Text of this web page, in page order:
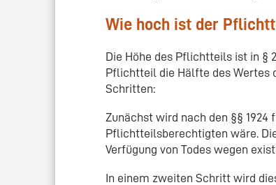
Wie hoch ist der
Die Höhe des Pflichtteils ist in §
Pflichtteil die Hälfte des Wertes
Schritten:
Zunächst wird nach den §§
Pflichtteilsberechtigten wäre.
Verfügung von Todes wegen
In einem zweiten Schritt wird